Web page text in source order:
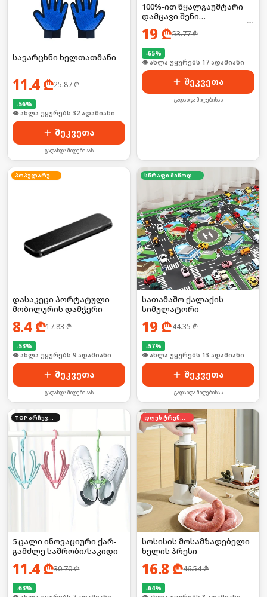
სავარცხნი ხელთათმანი
11.4₾25.87₾
-56%
🛒 ბოლო 24სთ-ში იყიდა 43-მა
შეკვეთა
გადახდა მიღებისას
100%-ით წყალგაუმტარი
დამცავი შენი
დამაგრძელებლისთვის! ☔
🛡️
19 ₾53.77₾
-65%
🛒 ბოლო 24სთ-ში იყიდა 27-მა
შეკვეთა
გადახდა მიღებისას
დასაკეცი პორტატული
მობილურის დამჭერი
8.4₾17.83₾
-53%
🛒 ბოლო 24სთ-ში იყიდა 16-მა
შეკვეთა
გადახდა მიღებისას
სათამაშო ქალაქის
სიმულატორი
19 ₾44.35₾
-57%
🛒 ბოლო 24სთ-ში იყიდა 17-მა
შეკვეთა
გადახდა მიღებისას
5 ცალი ინოვაციური ქარ-
გამძლე საშრობი/საკიდი
11.4₾30.70₾
-63%
სოსისის მოსამზადებელი
ხელის პრესი
16.8 ₾46.54₾
-64%